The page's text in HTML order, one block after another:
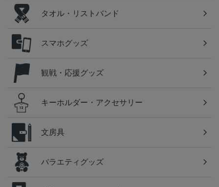
タオル・リストバンド
スマホグッズ
観戦・応援グッズ
キーホルダー・アクセサリー
文房具
バラエティグッズ